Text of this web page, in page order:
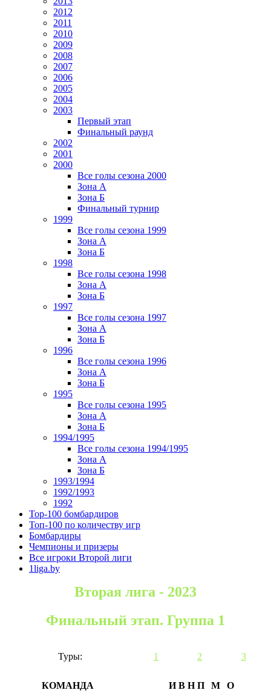
2012
2011
2010
2009
2008
2007
2006
2005
2004
2003
Первый этап
Финальный раунд
2002
2001
2000
Все голы сезона 2000
Зона А
Зона Б
Финальный турнир
1999
Все голы сезона 1999
Зона А
Зона Б
1998
Все голы сезона 1998
Зона А
Зона Б
1997
Все голы сезона 1997
Зона А
Зона Б
1996
Все голы сезона 1996
Зона А
Зона Б
1995
Все голы сезона 1995
Зона А
Зона Б
1994/1995
Все голы сезона 1994/1995
Зона А
Зона Б
1993/1994
1992/1993
1992
Top-100 бомбардиров
Топ-100 по количеству игр
Бомбардиры
Чемпионы и призеры
Все игроки Второй лиги
1liga.by
Вторая лига - 2023
Финальный этап. Группа 1
Туры: 1 2 3
КОМАНДА И В Н П М О